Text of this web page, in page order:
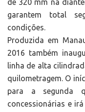
de 320 mm na
garantem total
condições.
Produzida em
2016 também
linha de alta
quilometragem. O
para a segunda
concessionárias e